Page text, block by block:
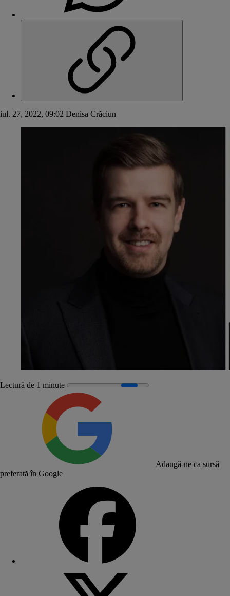
iul. 27, 2022, 09:02 Denisa Crăciun
Lectură de 1 minute
Adaugă-ne ca sursă
preferată în Google